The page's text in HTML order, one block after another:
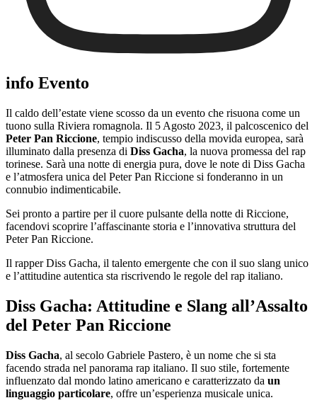
info Evento
Il caldo dell’estate viene scosso da un evento che risuona come un
tuono sulla Riviera romagnola. Il 5 Agosto 2023, il palcoscenico del
Peter Pan Riccione, tempio indiscusso della movida europea, sarà
illuminato dalla presenza di Diss Gacha, la nuova promessa del rap
torinese. Sarà una notte di energia pura, dove le note di Diss Gacha
e l’atmosfera unica del Peter Pan Riccione si fonderanno in un
connubio indimenticabile.
Sei pronto a partire per il cuore pulsante della notte di Riccione,
facendovi scoprire l’affascinante storia e l’innovativa struttura del
Peter Pan Riccione.
Il rapper Diss Gacha, il talento emergente che con il suo slang unico
e l’attitudine autentica sta riscrivendo le regole del rap italiano.
Diss Gacha: Attitudine e Slang all’Assalto
del Peter Pan Riccione
Diss Gacha, al secolo Gabriele Pastero, è un nome che si sta
facendo strada nel panorama rap italiano. Il suo stile, fortemente
influenzato dal mondo latino americano e caratterizzato da un
linguaggio particolare, offre un’esperienza musicale unica.